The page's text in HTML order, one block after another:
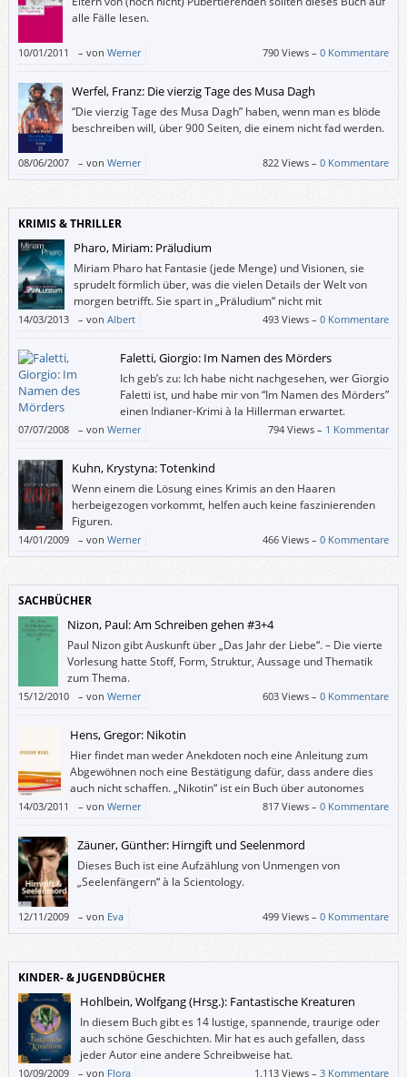
alle Fälle lesen.
10/01/2011 – von Werner 790 Views –0 Kommentare
Werfel, Franz: Die vierzig Tage des Musa Dagh
“Die vierzig Tage des Musa Dagh” haben, wenn man es blöde
beschreiben will, über 900 Seiten, die einem nicht fad werden.
08/06/2007 – von Werner 822 Views –0 Kommentare
KRIMIS & THRILLER
Pharo, Miriam: Präludium
Miriam Pharo hat Fantasie (jede Menge) und Visionen, sie
sprudelt förmlich über, was die vielen Details der Welt von
morgen betrifft. Sie spart in „Präludium“ nicht mit
ökologischen Seitenhieben (gefällt mir sehr gut), hat die
Geschichte in ein klassisch-musikalisches Ambiente eingebettet und
scheut auch nicht dafür zurück, ihren Protagonisten ein derbes Wort in
den Mund zu legen, wenn die Situation es erfordert. Mit ihrem
Spannungsaufbau konnte ich mich allerdings kaum anfreunden.
14/03/2013 – von Albert 493 Views –0 Kommentare
Faletti, Giorgio: Im Namen des Mörders
Ich geb’s zu: Ich habe nicht nachgesehen, wer Giorgio
Faletti ist, und habe mir von “Im Namen des Mörders”
einen Indianer-Krimi à la Hillerman erwartet.
07/07/2008 – von Werner 794 Views – 1 Kommentar
Kuhn, Krystyna: Totenkind
Wenn einem die Lösung eines Krimis an den Haaren
herbeigezogen vorkommt, helfen auch keine faszinierenden
Figuren.
14/01/2009 – von Werner 466 Views –0 Kommentare
SACHBÜCHER
Nizon, Paul: Am Schreiben gehen #3+4
Paul Nizon gibt Auskunft über „Das Jahr der Liebe“. – Die vierte
Vorlesung hatte Stoff, Form, Struktur, Aussage und Thematik
zum Thema.
15/12/2010 – von Werner 603 Views –0 Kommentare
Hens, Gregor: Nikotin
Hier findet man weder Anekdoten noch eine Anleitung zum
Abgewöhnen noch eine Bestätigung dafür, dass andere dies
auch nicht schaffen. „Nikotin“ ist ein Buch über autonomes
Handeln.
14/03/2011 – von Werner 817 Views –0 Kommentare
Zäuner, Günther: Hirngift und Seelenmord
Dieses Buch ist eine Aufzählung von Unmengen von
„Seelenfängern“ à la Scientology.
12/11/2009 – von Eva 499 Views –0 Kommentare
KINDER- & JUGENDBÜCHER
Hohlbein, Wolfgang (Hrsg.): Fantastische Kreaturen
In diesem Buch gibt es 14 lustige, spannende, traurige oder
auch schöne Geschichten. Mir hat es auch gefallen, dass
jeder Autor eine andere Schreibweise hat.
10/09/2009 – von Flora 1.113 Views –3 Kommentare